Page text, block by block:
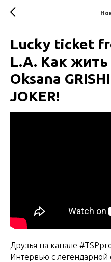
Lucky ticket
L.A. Как
Oksana
JOKER!
Друзья на канале
Интервью с легендарной